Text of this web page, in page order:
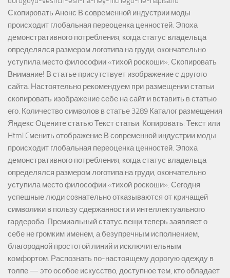
Скопировать Анонс В современной индустрии моды
происходит глобальная переоценка ценностей. Эпоха
демонстративного потребления, когда статус владельца
определялся размером логотипа на груди, окончательно
уступила место философии «тихой роскоши». Скопировать
Внимание! В статье присутствует изображение с другого
сайта. Настоятельно рекомендуем при размещении статьи
скопировать изображение себе на сайт и вставить в статью
его. Количество символов в статье 3289 Каталог размещения
Яндекс Оцените статью Текст статьи: Копировать: Текст или
Html Cменить отображение В современной индустрии моды
происходит глобальная переоценка ценностей. Эпоха
демонстративного потребления, когда статус владельца
определялся размером логотипа на груди, окончательно
уступила место философии «тихой роскоши». Сегодня
успешные люди сознательно отказываются от кричащей
символики в пользу сдержанности и интеллектуального
гардероба. Премиальный статус вещи теперь заявляет о
себе не громким именем, а безупречным исполнением,
благородной простотой линий и исключительным
комфортом. Распознать по-настоящему дорогую одежду в
толпе — это особое искусство, доступное тем, кто обладает